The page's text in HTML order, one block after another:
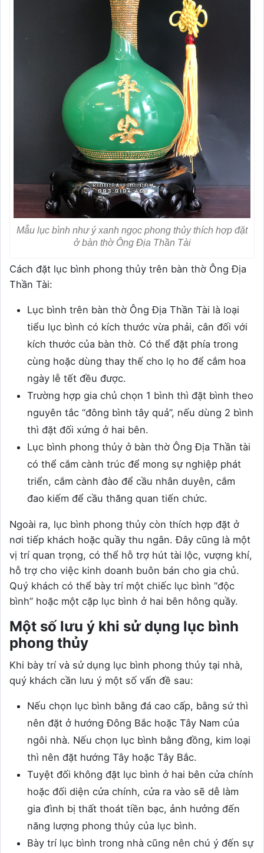
Mẫu lục bình như ý xanh ngọc phong thủy thích hợp đặt
ở bàn thờ Ông Địa Thần Tài
Cách đặt lục bình phong thủy trên bàn thờ Ông Địa
Thần Tài:
Lục bình trên bàn thờ Ông Địa Thần Tài là loại
tiểu lục bình có kích thước vừa phải, cân đối với
kích thước của bàn thờ. Có thể đặt phía trong
cùng hoặc dùng thay thế cho lọ ho để cắm hoa
ngày lễ tết đều được.
Trường hợp gia chủ chọn 1 bình thì đặt bình theo
nguyên tắc “đông bình tây quả”, nếu dùng 2 bình
thì đặt đối xứng ở hai bên.
Lục bình phong thủy ở bàn thờ Ông Địa Thần tài
có thể cắm cành trúc để mong sự nghiệp phát
triển, cắm cành đào để cầu nhân duyên, cắm
đao kiếm để cầu thăng quan tiến chức.
Ngoài ra, lục bình phong thủy còn thích hợp đặt ở
nơi tiếp khách hoặc quầy thu ngân. Đây cũng là một
vị trí quan trọng, có thể hỗ trợ hút tài lộc, vượng khí,
hỗ trợ cho việc kinh doanh buôn bán cho gia chủ.
Quý khách có thể bày trí một chiếc lục bình “độc
bình” hoặc một cặp lục bình ở hai bên hông quầy.
Một số lưu ý khi sử dụng lục bình
phong thủy
Khi bày trí và sử dụng lục bình phong thủy tại nhà,
quý khách cần lưu ý một số vấn đề sau:
Nếu chọn lục bình bằng đá cao cấp, bằng sứ thì
nên đặt ở hướng Đông Bắc hoặc Tây Nam của
ngôi nhà. Nếu chọn lục bình bằng đồng, kim loại
thì nên đặt hướng Tây hoặc Tây Bắc.
Tuyệt đối không đặt lục bình ở hai bên cửa chính
hoặc đối diện cửa chính, cửa ra vào sẽ dễ làm
gia đình bị thất thoát tiền bạc, ảnh hưởng đến
năng lượng phong thủy của lục bình.
Bày trí lục bình trong nhà cũng nên chú ý đến sự